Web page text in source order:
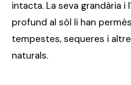
intacta. La seva grandària i
profund al sòl li han
tempestes, sequeres i
naturals.